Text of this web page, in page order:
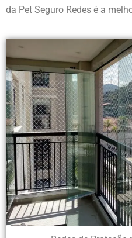
da Pet Seguro Redes é a